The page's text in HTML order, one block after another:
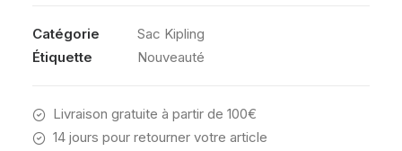
PRINT
Catégorie
Sac Kipling
Étiquette
Nouveauté
Livraison gratuite à partir de 100€
14 jours pour retourner votre article